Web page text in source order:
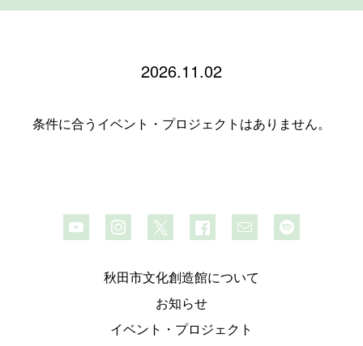
2026.11.02
条件に合うイベント・プロジェクトはありません。
秋田市文化創造館について
お知らせ
イベント・プロジェクト